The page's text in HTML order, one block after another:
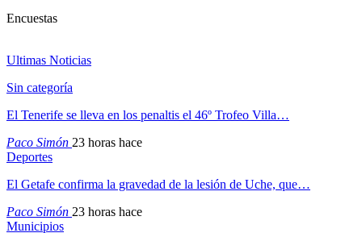
Encuestas
Ultimas Noticias
Sin categoría
El Tenerife se lleva en los penaltis el 46º Trofeo Villa…
Paco Simón 23 horas hace
Deportes
El Getafe confirma la gravedad de la lesión de Uche, que…
Paco Simón 23 horas hace
Municipios